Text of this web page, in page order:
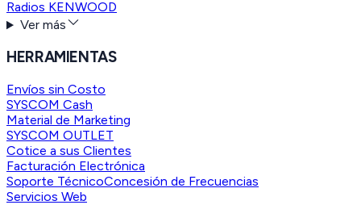
Radios KENWOOD
Ver más
HERRAMIENTAS
Envíos sin Costo
SYSCOM Cash
Material de Marketing
SYSCOM OUTLET
Cotice a sus Clientes
Facturación Electrónica
Soporte TécnicoConcesión de Frecuencias
Servicios Web